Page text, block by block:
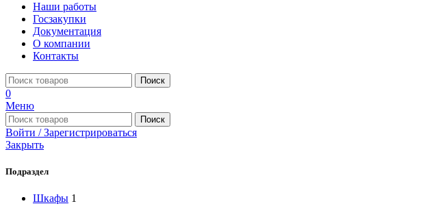
Наши работы
Госзакупки
Документация
О компании
Контакты
Поиск
0
Меню
Поиск
Войти / Зарегистрироваться
Закрыть
Подраздел
Шкафы 1